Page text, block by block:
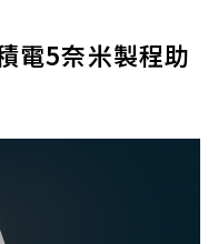
電5奈米製程助